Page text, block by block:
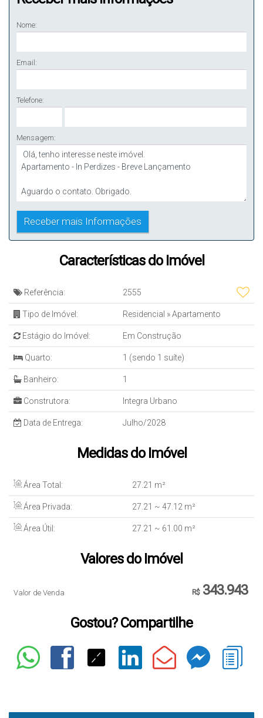
Nome:
Email:
Telefone:
Mensagem:
Características do Imóvel
Referência: 2555
Tipo de Imóvel: Residencial »Apartamento
Estágio do Imóvel: Em Construção
Quarto: 1 (sendo 1 suíte)
Banheiro: 1
Construtora: Integra Urbano
Data de Entrega: Julho/2028
Medidas do Imóvel
Área Total: 27.21 m²
Área Privada: 27.21 ~ 47.12 m²
Área Útil: 27.21 ~ 61 .00 m²
Valores do Imóvel
R$343.943
Valor de Venda
Gostou? Compartilhe